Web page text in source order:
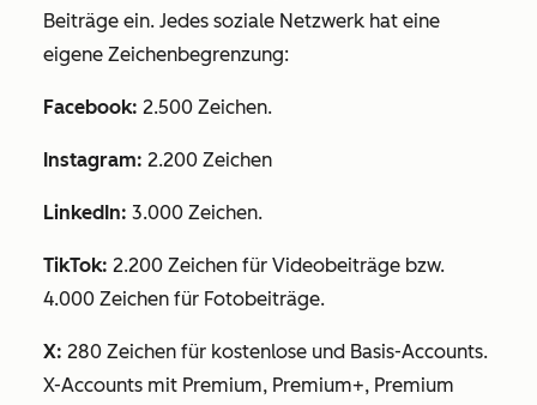
Beiträge ein. Jedes soziale Netzwerk hat eine
eigene Zeichenbegrenzung:
Facebook: 2.500 Zeichen.
Instagram: 2.200 Zeichen
LinkedIn: 3.000 Zeichen.
TikTok: 2.200 Zeichen für Videobeiträge bzw.
4.000 Zeichen für Fotobeiträge.
X: 280 Zeichen für kostenlose und Basis-Accounts.
X-Accounts mit Premium, Premium+, Premium